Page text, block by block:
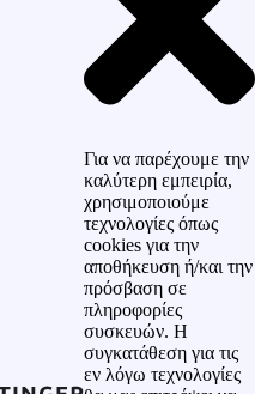
Για να παρέχουμε την
καλύτερη εμπειρία,
χρησιμοποιούμε
τεχνολογίες όπως
cookies για την
αποθήκευση ή/και την
πρόσβαση σε
πληροφορίες
συσκευών. Η
συγκατάθεση για τις
εν λόγω τεχνολογίες